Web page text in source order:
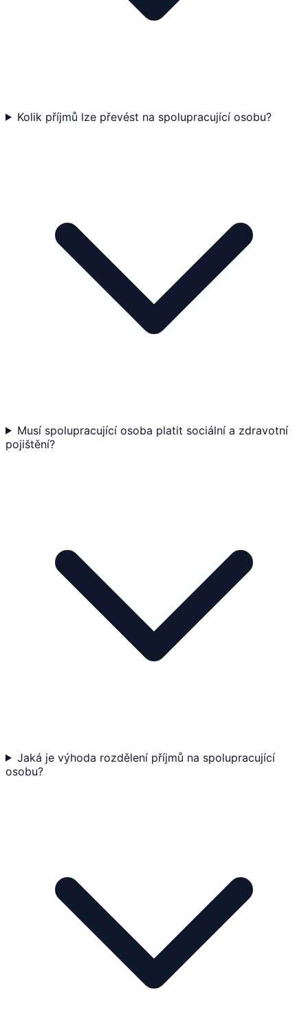
Kolik příjmů lze převést na spolupracující osobu?
Musí spolupracující osoba platit sociální a zdravotní
pojištění?
Jaká je výhoda rozdělení příjmů na spolupracující
osobu?